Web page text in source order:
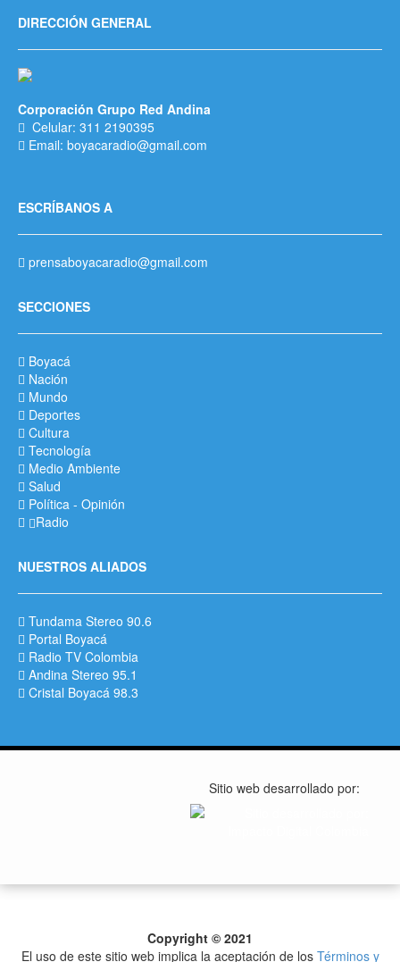
DIRECCIÓN GENERAL
Corporación Grupo Red Andina
Celular: 311 2190395
Email: boyacaradio@gmail.com
ESCRÍBANOS A
prensaboyacaradio@gmail.com
SECCIONES
Boyacá
Nación
Mundo
Deportes
Cultura
Tecnología
Medio Ambiente
Salud
Política - Opinión
Radio
NUESTROS ALIADOS
Tundama Stereo 90.6
Portal Boyacá
Radio TV Colombia
Andina Stereo 95.1
Cristal Boyacá 98.3
Sitio web desarrollado por:
Copyright © 2021
El uso de este sitio web implica la aceptación de los Términos y